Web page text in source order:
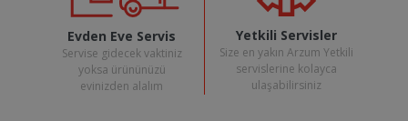
Evden Eve Servis
Servise gidecek vaktiniz
yoksa ürününüzü
evinizden alalım
Yetkili Servisler
Size en yakın Arzum Yetkili
servislerine kolayca
ulaşabilirsiniz